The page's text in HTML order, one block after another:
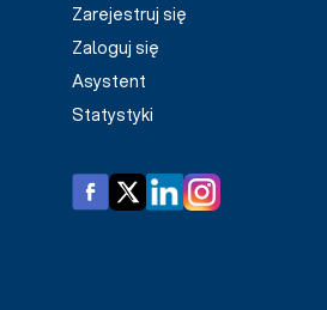
Zarejestruj się
Zaloguj się
Asystent
Statystyki